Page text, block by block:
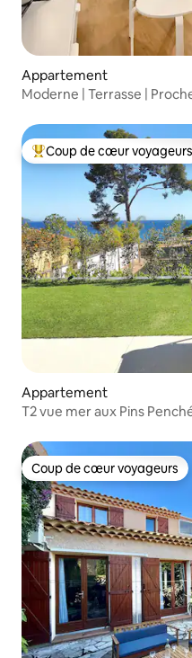
Appartement
Moderne | Terrasse |
Coups de cœur voyageurs
Coup de cœur voyageurs
Appartement
T2 vue mer aux Pins
Coup de cœur voyageurs
Coup de cœur voyageurs